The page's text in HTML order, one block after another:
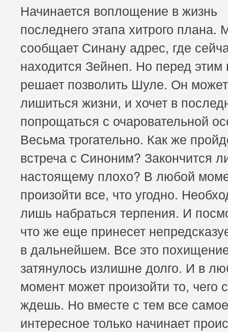
Начинается воплощение в жизнь
последнего этапа хитрого плана.
сообщает Синану адрес, где
находится Зейнеп. Но перед этим
решает позволить Шуле. Он может
лишиться жизни, и хочет в
попрощаться с очаровательной
Весьма трогательно. Как же
встреча с Синоним? Закончится
настоящему плохо? В любой
произойти все, что угодно.
лишь набраться терпения. И
что же еще принесет
в дальнейшем. Все это
затянулось излишне долго. И в
момент может произойти то, чего
ждешь. Но вместе с тем все самое
интересное только начинает